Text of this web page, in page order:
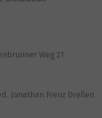
Weg 21
Jonathan Frenz Dreßen